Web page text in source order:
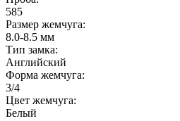
585
Размер жемчуга:
8.0-8.5 мм
Тип замка:
Английский
Форма жемчуга:
3/4
Цвет жемчуга:
Белый